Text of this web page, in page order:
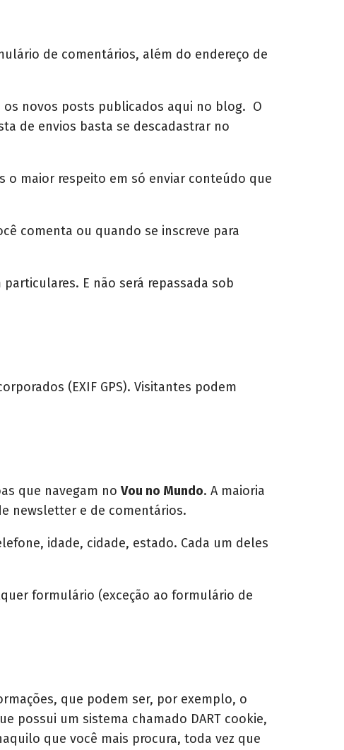
de comentários, além do endereço de
os novos posts publicados aqui no blog. O
de envios basta se descadastrar no
o maior respeito em só enviar conteúdo que
comenta ou quando se inscreve para
E não será repassada sob
(EXIF GPS). Visitantes podem
que navegam no Vou no Mundo. A maioria
newsletter e de comentários.
idade, cidade, estado. Cada um deles
formulário (exceção ao formulário de
que podem ser, por exemplo, o
possui um sistema chamado DART cookie,
que você mais procura, toda vez que